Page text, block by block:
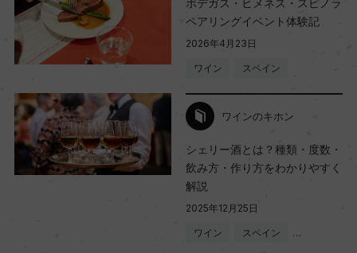
ボデガス・ヒメネス・スピノラ
ペアリングイベント体験記
2026年4月23日
ワイン スペイン
ワインのキホン
シェリー酒とは？種類・度数・
飲み方・作り方をわかりやすく
解説
2025年12月25日
ワイン スペイン …